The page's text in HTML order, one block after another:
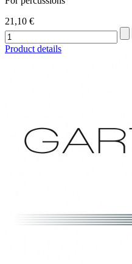
21,10 €
Product details